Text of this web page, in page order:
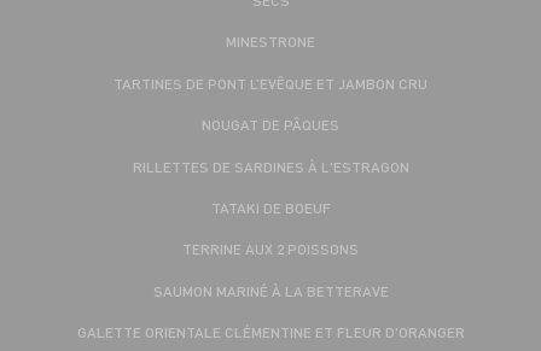
MINESTRONE
TARTINES DE PONT L’EVÊQUE ET JAMBON CRU
NOUGAT DE PÂQUES
RILLETTES DE SARDINES À L'ESTRAGON
TATAKI DE BOEUF
TERRINE AUX 2 POISSONS
SAUMON MARINÉ À LA BETTERAVE
GALETTE ORIENTALE CLÉMENTINE ET FLEUR D'ORANGER